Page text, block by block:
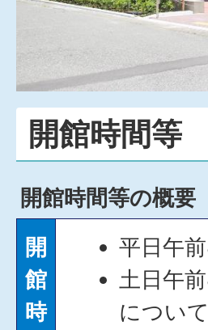
開館時間等
開館時間等の概要
開
館
時
平日午
土日午
につい